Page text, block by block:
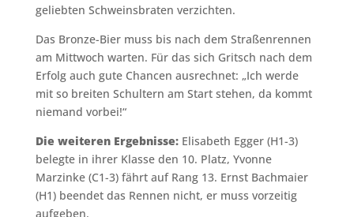
geliebten Schweinsbraten verzichten.
Das Bronze-Bier muss bis nach dem Straßenrennen
am Mittwoch warten. Für das sich Gritsch nach dem
Erfolg auch gute Chancen ausrechnet: „Ich werde
mit so breiten Schultern am Start stehen, da kommt
niemand vorbei!“
Die weiteren Ergebnisse:Elisabeth Egger (H1-3)
belegte in ihrer Klasse den 10. Platz, Yvonne
Marzinke (C1-3) fährt auf Rang 13. Ernst Bachmaier
(H1) beendet das Rennen nicht, er muss vorzeitig
aufgeben.